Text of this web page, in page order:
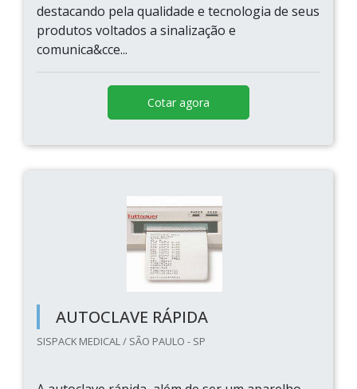
destacando pela qualidade e tecnologia de seus
produtos voltados a sinalização e
comunica&cce...
Cotar agora
AUTOCLAVE RÁPIDA
SISPACK MEDICAL / SÃO PAULO - SP